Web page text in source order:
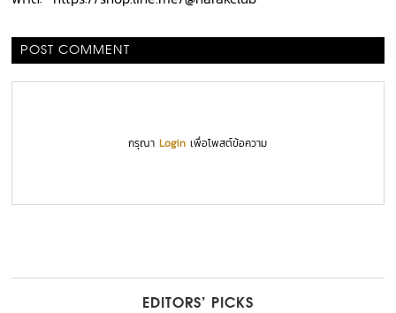
POST COMMENT
กรุณาLogin เพื่อโพสต์ข้อความ
EDITORS’ PICKS